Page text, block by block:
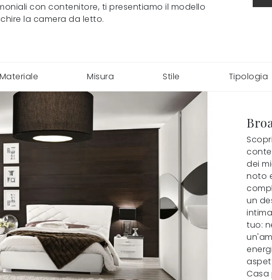
con contenitore, ti presentiamo il modello
la camera da letto.
Materiale Misura Stile Tipologia
dei
noto
un
tuo:
Casa